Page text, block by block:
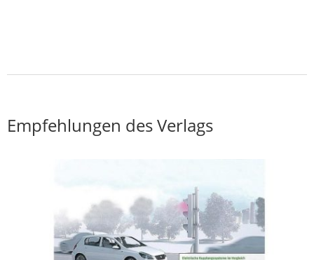
Empfehlungen des Verlags